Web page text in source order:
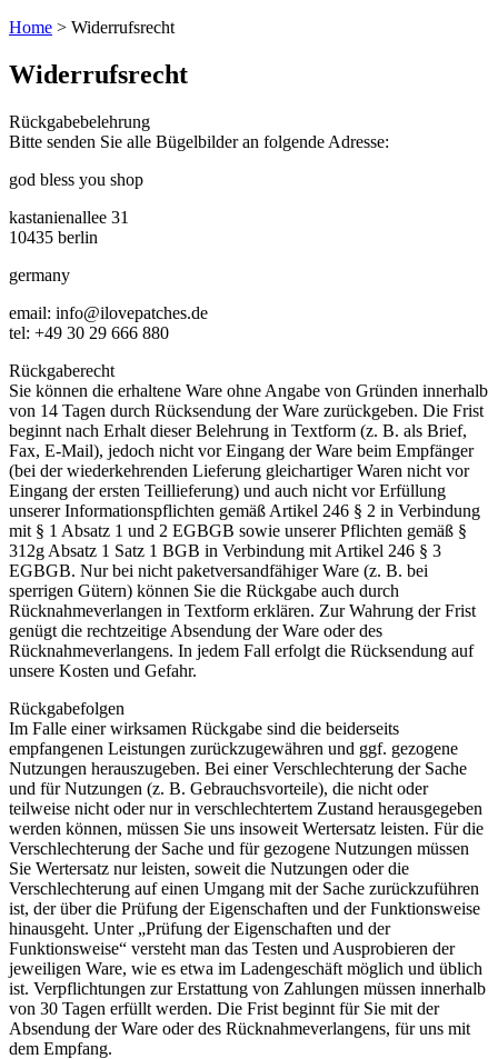
Home > Widerrufsrecht
Widerrufsrecht
Rückgabebelehrung
Bitte senden Sie alle Bügelbilder an folgende Adresse:
god bless you shop
kastanienallee 31
10435 berlin
germany
email: info@ilovepatches.de
tel: +49 30 29 666 880
Rückgaberecht
Sie können die erhaltene Ware ohne Angabe von Gründen innerhalb
von 14 Tagen durch Rücksendung der Ware zurückgeben. Die Frist
beginnt nach Erhalt dieser Belehrung in Textform (z. B. als Brief,
Fax, E-Mail), jedoch nicht vor Eingang der Ware beim Empfänger
(bei der wiederkehrenden Lieferung gleichartiger Waren nicht vor
Eingang der ersten Teillieferung) und auch nicht vor Erfüllung
unserer Informationspflichten gemäß Artikel 246 § 2 in Verbindung
mit § 1 Absatz 1 und 2 EGBGB sowie unserer Pflichten gemäß §
312g Absatz 1 Satz 1 BGB in Verbindung mit Artikel 246 § 3
EGBGB. Nur bei nicht paketversandfähiger Ware (z. B. bei
sperrigen Gütern) können Sie die Rückgabe auch durch
Rücknahmeverlangen in Textform erklären. Zur Wahrung der Frist
genügt die rechtzeitige Absendung der Ware oder des
Rücknahmeverlangens. In jedem Fall erfolgt die Rücksendung auf
unsere Kosten und Gefahr.
Rückgabefolgen
Im Falle einer wirksamen Rückgabe sind die beiderseits
empfangenen Leistungen zurückzugewähren und ggf. gezogene
Nutzungen herauszugeben. Bei einer Verschlechterung der Sache
und für Nutzungen (z. B. Gebrauchsvorteile), die nicht oder
teilweise nicht oder nur in verschlechtertem Zustand herausgegeben
werden können, müssen Sie uns insoweit Wertersatz leisten. Für die
Verschlechterung der Sache und für gezogene Nutzungen müssen
Sie Wertersatz nur leisten, soweit die Nutzungen oder die
Verschlechterung auf einen Umgang mit der Sache zurückzuführen
ist, der über die Prüfung der Eigenschaften und der Funktionsweise
hinausgeht. Unter „Prüfung der Eigenschaften und der
Funktionsweise“ versteht man das Testen und Ausprobieren der
jeweiligen Ware, wie es etwa im Ladengeschäft möglich und üblich
ist. Verpflichtungen zur Erstattung von Zahlungen müssen innerhalb
von 30 Tagen erfüllt werden. Die Frist beginnt für Sie mit der
Absendung der Ware oder des Rücknahmeverlangens, für uns mit
dem Empfang.